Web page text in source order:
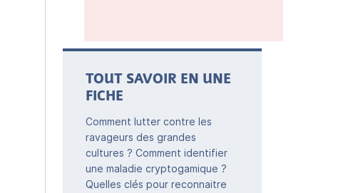
TOUT SAVOIR EN UNE
FICHE
Comment lutter contre les
ravageurs des grandes
cultures ? Comment identifier
une maladie cryptogamique ?
Quelles clés pour reconnaitre